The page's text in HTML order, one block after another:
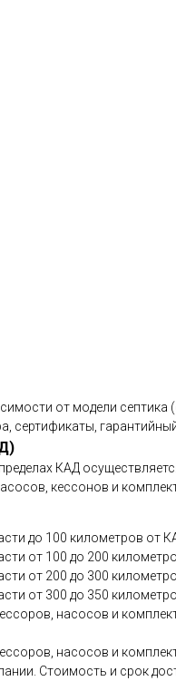
от модели септика
сертификаты,
КАД
кессонов и
до 100 километров от
от 100 до 200
от 200 до 300
от 300 до 350
насосов и
насосов и
Стоимость и срок